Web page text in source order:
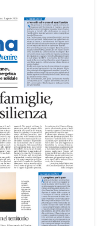
al supporto nei
dove
spazi comuni.
favorire
Alessandro
impegnati
riposo Cristo Re.
e spirituale che
sottolinea
ai temi della
Oggi